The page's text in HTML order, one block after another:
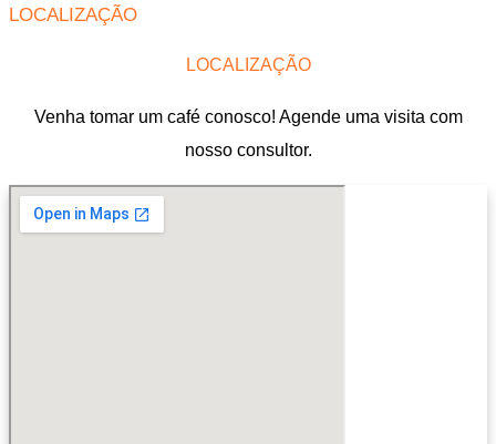
LOCALIZAÇÃO
LOCALIZAÇÃO
Venha tomar um café conosco! Agende uma visita com
nosso consultor.